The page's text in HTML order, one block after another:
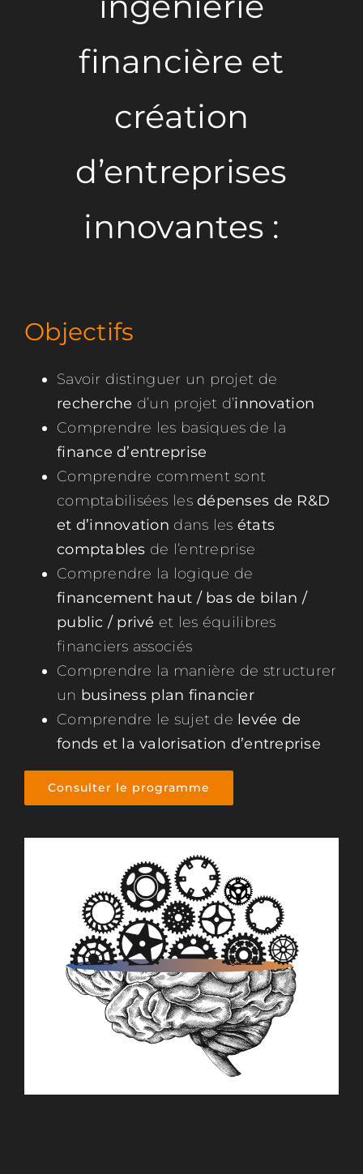
Rejoignez-nous
financière et
création
d’entreprises
innovantes :
Objectifs
Savoir distinguer un projet de
recherche d’un projet d’innovation
Comprendre les basiques de la
finance d’entreprise
Comprendre comment sont
comptabilisées lesdépenses de R&D
et d’innovation dans les états
comptables de l’entreprise
Comprendre la logique de
financement haut / bas de bilan /
public / privé et les équilibres
financiers associés
Comprendre la manière de structurer
un business plan financier
Comprendre le sujet de levée de
fonds et la valorisation d’entreprise
Consulter le programme